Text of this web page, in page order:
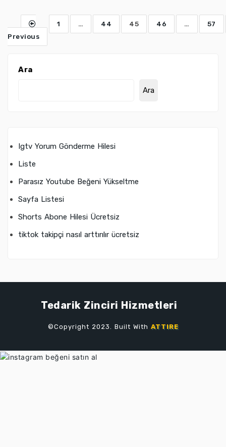
Previous
1 … 44 45 46 … 57
Ara
Ara
Igtv Yorum Gönderme Hilesi
Liste
Parasız Youtube Beğeni Yükseltme
Sayfa Listesi
Shorts Abone Hilesi Ücretsiz
tiktok takipçi nasıl arttırılır ücretsiz
Tedarik Zinciri Hizmetleri
©Copyright 2023. Built With ATTIRE